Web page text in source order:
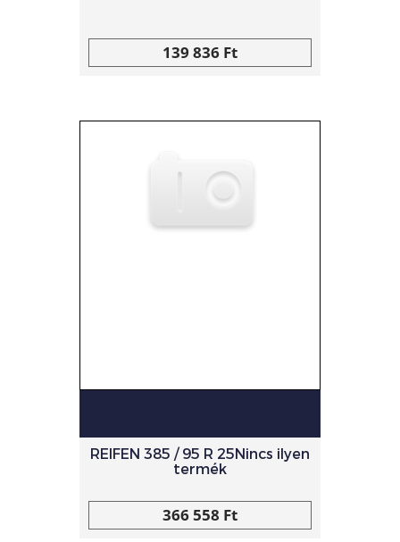
139 836 Ft
REIFEN 385 / 95 R 25Nincs ilyen
termék
366 558 Ft